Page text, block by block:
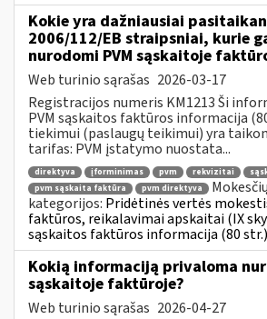
Kokie yra dažniausiai
2006/112/EB straipsniai, kurie
nurodomi PVM sąskaitoje
Web turinio sąrašas 2026-03-17
Registracijos numeris KM1213 Ši
PVM sąskaitos faktūros informacija
tiekimui (paslaugų teikimui) yra
tarifas: PVM įstatymo nuostata...
direktyva įforminimas pvm rekvizitai
pvm sąskaita faktūra
pvm direktyva
kategorijos: Pridėtinės vertės
faktūros, reikalavimai apskaitai (IX
sąskaitos faktūros informacija (80 str.)
Kokią informaciją privaloma
sąskaitoje faktūroje?
Web turinio sąrašas 2026-04-27